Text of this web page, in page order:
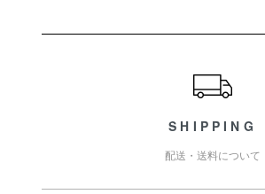
SHIPPING
配送・送料について